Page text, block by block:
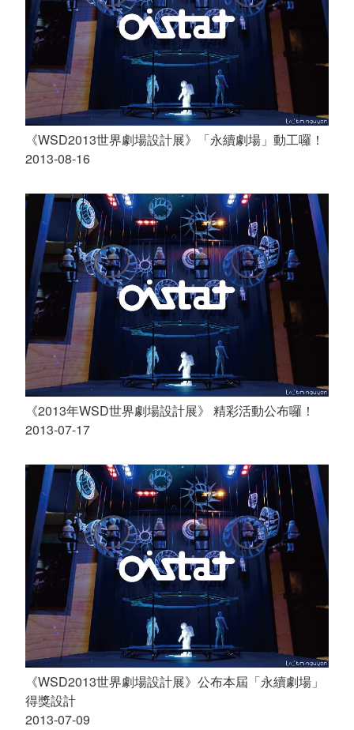
《WSD2013世界劇場設計展》「永續劇場」動工囉！
2013-08-16
《2013年WSD世界劇場設計展》 精彩活動公布囉！
2013-07-17
《WSD2013世界劇場設計展》公布本屆「永續劇場」
得獎設計
2013-07-09